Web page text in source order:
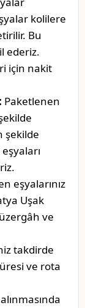
kolilere
Bu
ederiz.
için nakit
Paketlenen
şekilde
eşyalarınız
Uşak
ve
takdirde
ve rota